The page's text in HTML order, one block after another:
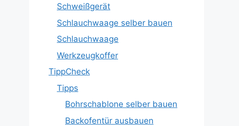
Schweißgerät
Schlauchwaage selber bauen
Schlauchwaage
Werkzeugkoffer
TippCheck
Tipps
Bohrschablone selber bauen
Backofentür ausbauen